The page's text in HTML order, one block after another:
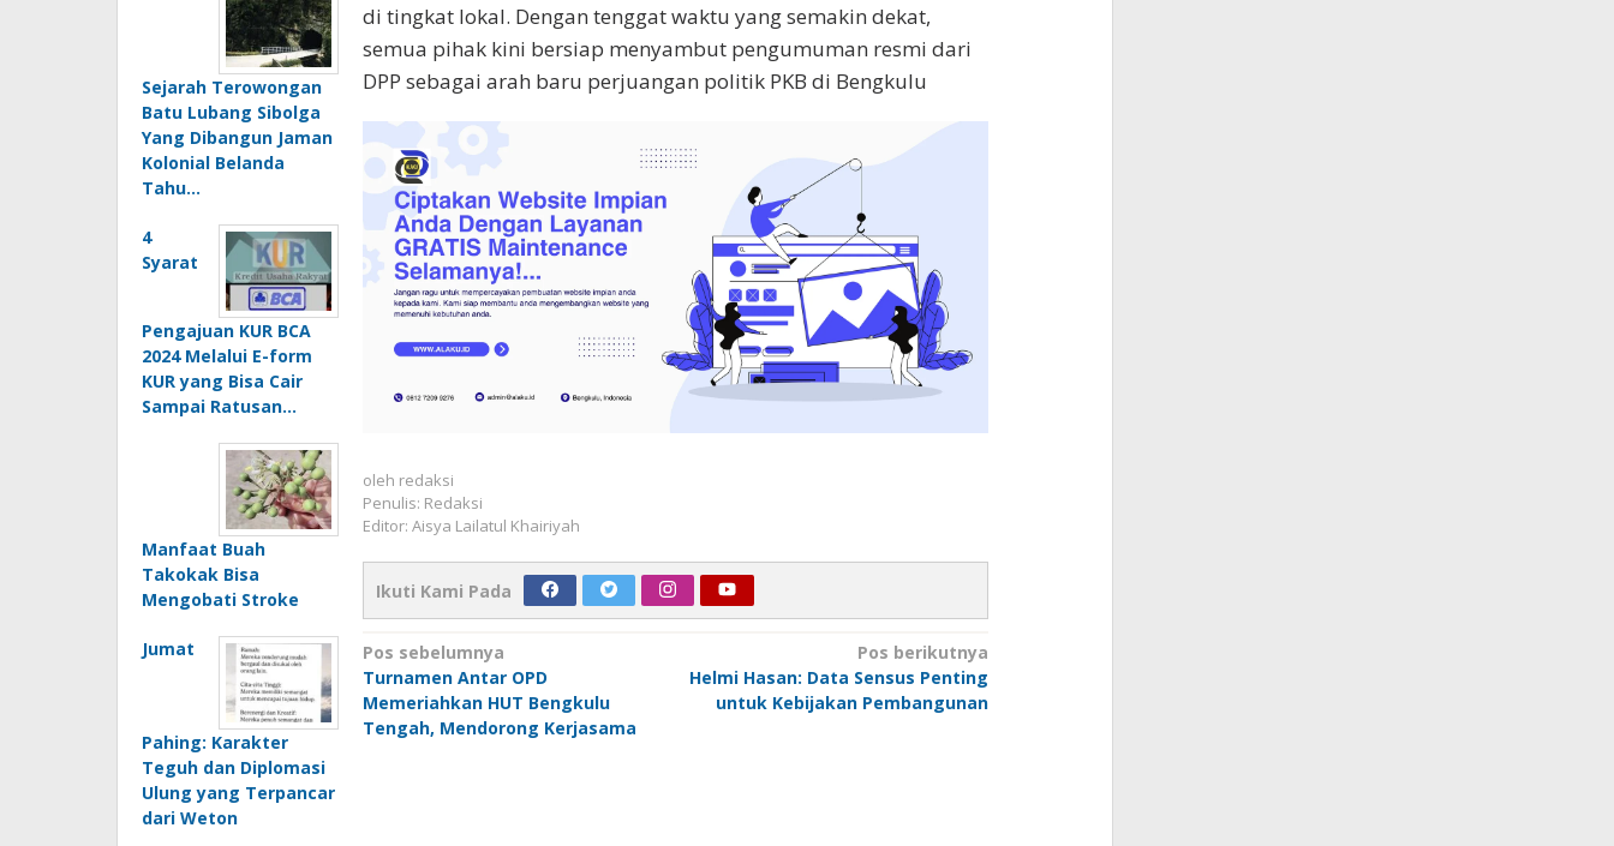
Sejarah Terowongan
Batu Lubang Sibolga
Yang Dibangun Jaman
Kolonial Belanda
Tahu…
4
Syarat
Pengajuan KUR BCA
2024 Melalui E-form
KUR yang Bisa Cair
Sampai Ratusan…
Manfaat Buah
Takokak Bisa
Mengobati Stroke
Jumat
Pahing: Karakter
Teguh dan Diplomasi
Ulung yang Terpancar
dari Weton
di tingkat lokal. Dengan tenggat waktu yang semakin dekat,
semua pihak kini bersiap menyambut pengumuman resmi dari
DPP sebagai arah baru perjuangan politik PKB di Bengkulu
oleh redaksi
Penulis: Redaksi
Editor: Aisya Lailatul Khairiyah
Ikuti Kami Pada
Navigasi
pos
Pos sebelumnya
Turnamen Antar OPD
Memeriahkan HUT Bengkulu
Tengah, Mendorong Kerjasama
Pos berikutnya
Helmi Hasan: Data Sensus Penting
untuk Kebijakan Pembangunan